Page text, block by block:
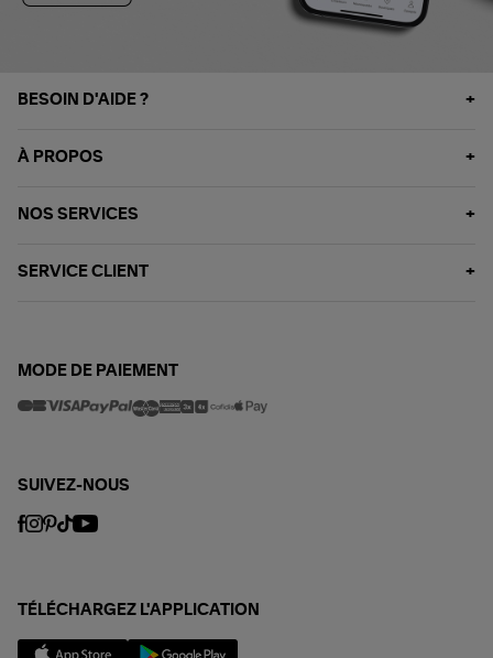
BESOIN D'AIDE ?
À PROPOS
NOS SERVICES
SERVICE CLIENT
MODE DE PAIEMENT
SUIVEZ-NOUS
TÉLÉCHARGEZ L'APPLICATION